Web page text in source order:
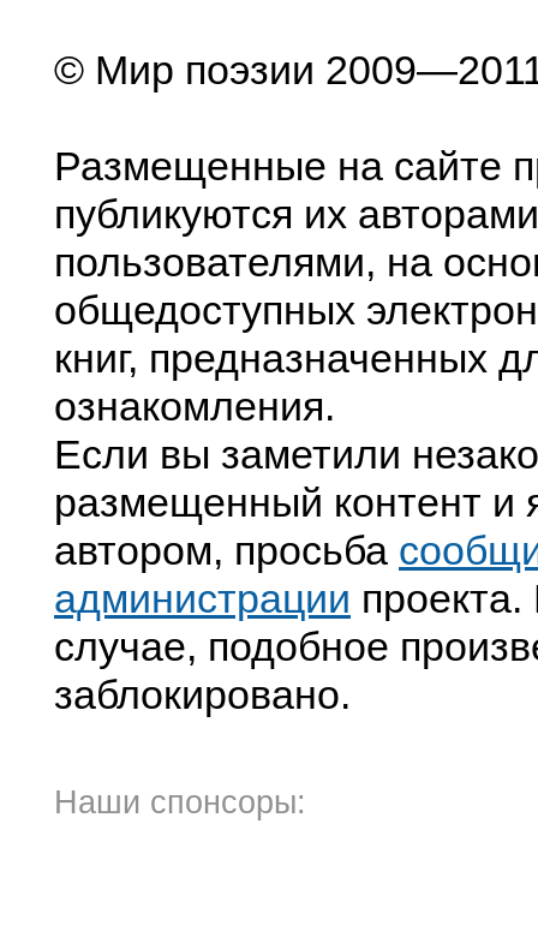
© Мир поэзии
Размещенные на сайте
публикуются их
пользователями, на
общедоступных
книг, предназначенных
ознакомления.
Если вы заметили
размещенный контент и
автором, просьба
администрации
случае, подобное
заблокировано.
Наши спонсоры: